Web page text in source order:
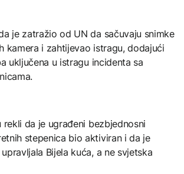
je zatražio od UN da sačuvaju snimke
kamera i zahtijevao istragu, dodajući
uključena u istragu incidenta sa
rekli da je ugrađeni bezbjednosni
stepenica bio aktiviran i da je
Bijela kuća, a ne svjetska